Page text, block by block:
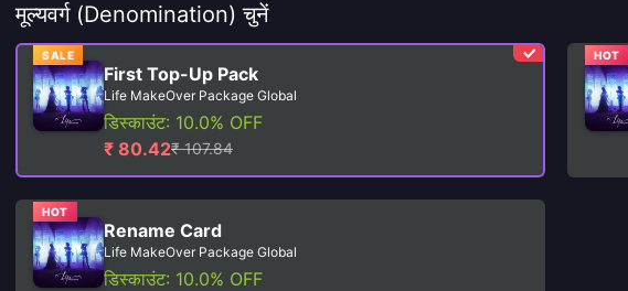
मूल्यवर्ग (Denomination) चुनें
SALE
First Top-Up Pack
Life MakeOver Package Global
डिस्काउंट: 10.0% OFF
₹ 80.42₹ 107.84
HOT
HOT
Rename Card
Life MakeOver Package Global
डिस्काउंट: 10.0% OFF